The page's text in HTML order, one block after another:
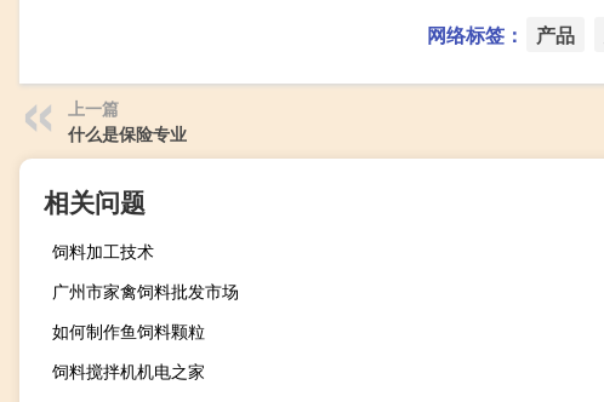
网络标签： 产品
上一篇
什么是保险专业
相关问题
饲料加工技术
广州市家禽饲料批发市场
如何制作鱼饲料颗粒
饲料搅拌机机电之家